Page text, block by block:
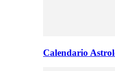
Calendario